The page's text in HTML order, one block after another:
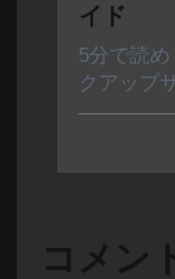
イド
5分で読
クアップ
コメン